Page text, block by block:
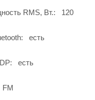
RMS, Вт.: 120
есть
есть